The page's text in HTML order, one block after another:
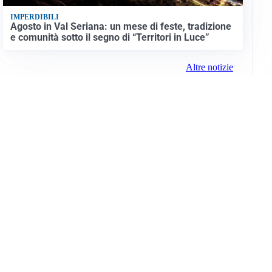
IMPERDIBILI
Agosto in Val Seriana: un mese di feste, tradizione
e comunità sotto il segno di “Territori in Luce”
Altre notizie